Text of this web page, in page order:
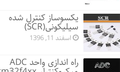
یکسوساز کنترل شده
سیلیکونی(SCR)
اسفند 11, 1396
راه اندازی واحد ADC